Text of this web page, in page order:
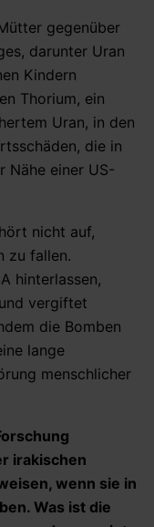
gegenüber
darunter Uran
Kindern
Thorium, ein
Uran, in den
die in
Nähe einer US-
nicht auf,
zu fallen.
hinterlassen,
vergiftet
die Bomben
lange
menschlicher
irakischen
wenn sie in
Was ist die